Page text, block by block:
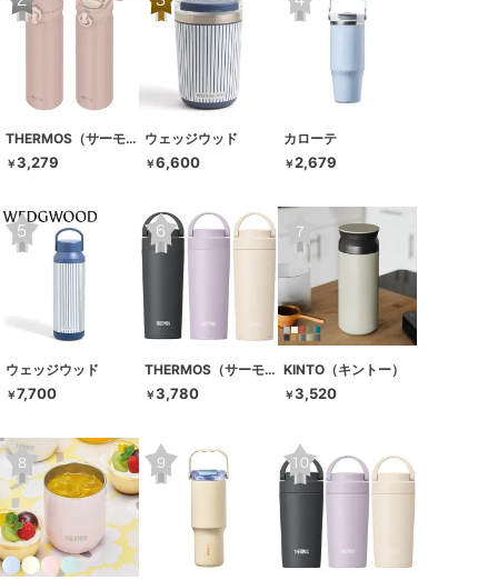
THERMOS（サーモス）
￥3,279
ウェッジウッド
￥6,600
カローテ
￥2,679
ウェッジウッド
￥7,700
THERMOS（サーモス）
￥3,780
KINTO（キントー）
￥3,520